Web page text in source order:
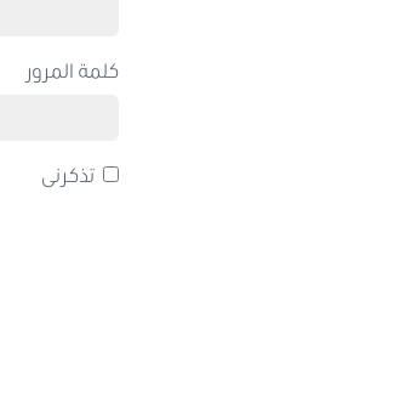
كلمة المرور
تذكرنى